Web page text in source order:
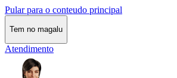
Pular para o conteudo principal
Tem no magalu
Atendimento